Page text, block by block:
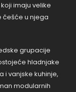
imaju velike
češće u njega
grupacije
hladnjake
i vanjske kuhinje,
modularnih